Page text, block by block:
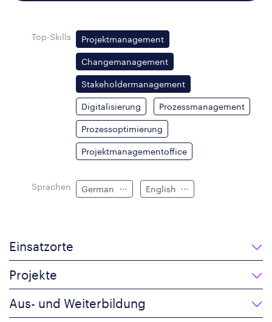
Top-Skills Projektmanagement
Changemanagement
Stakeholdermanagement
Digitalisierung Prozessmanagement
Prozessoptimierung
Projektmanagementoffice
Sprachen German English
Einsatzorte
Projekte
Aus- und Weiterbildung